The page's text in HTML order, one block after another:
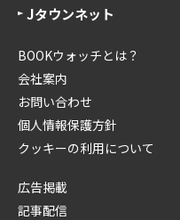
Jタウンネット
BOOKウォッチとは？
会社案内
お問い合わせ
個人情報保護方針
クッキーの利用について
広告掲載
記事配信